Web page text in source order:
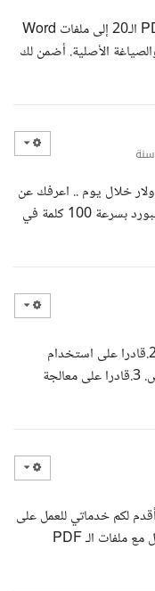
مرحبا أستاذ فايد، أستطيع تحويل ملفات الـPDF الـ20 إلى ملفات Word
الأصلية. أضمن لك
أستاذ ،، يمكنني تنفيذ طلبك مقابل 25 دولار خلال يوم .. اعرفك عن
نفسي .. اعمل لدى دعاية واعلان .. اكتب ع الكيبورد بسرعة 100 كلمة في
1.قادرا على كتابة 25 كلمة في دقيقة واحدة. 2.قادرا على استخدام
الجدول من قواعد البيانات في معالجة النصوص. 3.قادرا على معالجة
لكم خدماتي للعمل على
مشروعكم، حيث أمتلك خبرة واسعة في التعامل مع ملفات الـ PDF